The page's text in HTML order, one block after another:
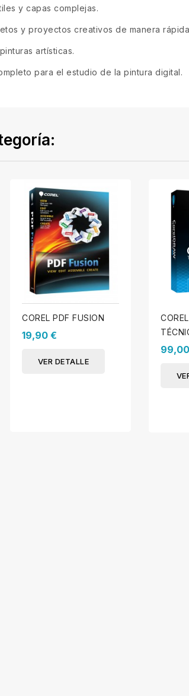
y capas complejas.
y proyectos creativos de manera
artísticas.
para el estudio de la pintura digital.
COREL PDF FUSION
19,90 €
VER DETALLE